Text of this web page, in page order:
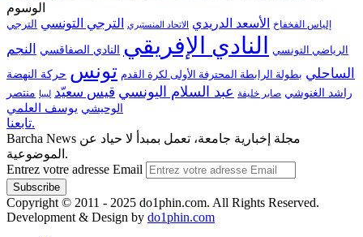
الوسوم
إلياس الفخفاخ الأسعد الدريدي الاتحاد المنستيري الترجي التونسي الترجي
الرياضي التونسي النادي الإفريقي النادي الصفاقسي
النجم
الساحلي بطولة الرابطة المحترفة الأولى لكرة القدم تونس حركة النهضة
راشد الغنوشي صابر خليفة عبد السلام اليونسي قيس سعيّد ليبيا
منتصر
الوحيشي يوسف العلمي
تابعنا.
Barcha News مجلة إخبارية جامعة، تعمل بمبدأ لا حياد عن
الموضوعية.
Entrez votre adresse Email
Copyright © 2011 - 2025 do1phin.com. All Rights Reserved.
Development & Design by do1phin.com